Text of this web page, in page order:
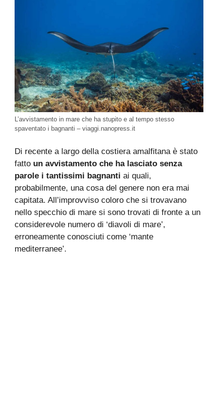
L’avvistamento in mare che ha stupito e al tempo stesso
spaventato i bagnanti – viaggi.nanopress.it
Di recente a largo della costiera amalfitana è stato
fatto un avvistamento che ha lasciato senza
parole i tantissimi bagnanti ai quali,
probabilmente, una cosa del genere non era mai
capitata. All’improvviso coloro che si trovavano
nello specchio di mare si sono trovati di fronte a un
considerevole numero di ‘diavoli di mare’,
erroneamente conosciuti come ‘mante
mediterranee’.